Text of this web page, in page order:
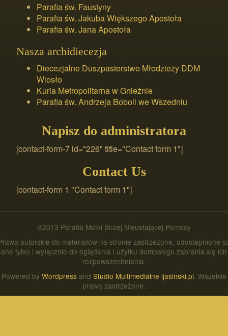
Parafia św. Faustyny
Parafia św. Jakuba Większego Apostoła
Parafia św. Jana Apostoła
Nasza archidiecezja
Diecezjalne Duszpasterstwo Młodzieży DDM
Wiosło
Kuria Metropolitarna w Gnieźnie
Parafia św. Andrzeja Boboli we Wszedniu
Napisz do administratora
[contact-form-7 id="226" title="Contact form 1"]
Contact Us
[contact-form 1 "Contact form 1"]
©2013 Parafia Matki Bożej Nieustającej Pomocy
autorskie do materiałów na stronie zastrzeżone, udostępnione
one tylko i wyłącznie do oglądania i użytku domowego zabrania się ich
rozpowszechniania.
Powered by Wordpress and Studio Multimedialne ljasinski.pl. Wszelkie
prawa zastrzeżone.